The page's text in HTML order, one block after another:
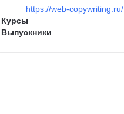
https://web-copywriting.ru/
Курсы
Выпускники